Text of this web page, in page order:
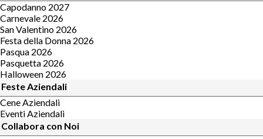
Capodanno 2027
Carnevale 2026
San Valentino 2026
Festa della Donna 2026
Pasqua 2026
Pasquetta 2026
Halloween 2026
Feste Aziendali
Cene Aziendali
Eventi Aziendali
Collabora con Noi